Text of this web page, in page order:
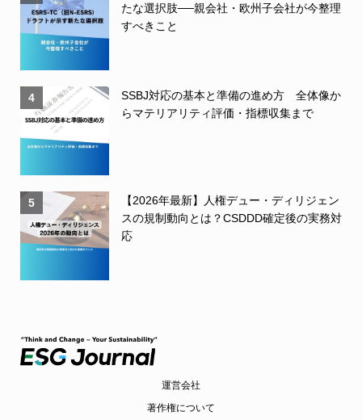
たな選択肢──親会社・欧州子会社が今整理
すべきこと
4
SSBJ対応の基本と準備の進め方 全体像か
らマテリアリティ評価・指標収集まで
5
【2026年最新】人権デュー・ディリジェン
スの規制動向とは？CSDDD確定後の実務対
応
運営会社
著作権について